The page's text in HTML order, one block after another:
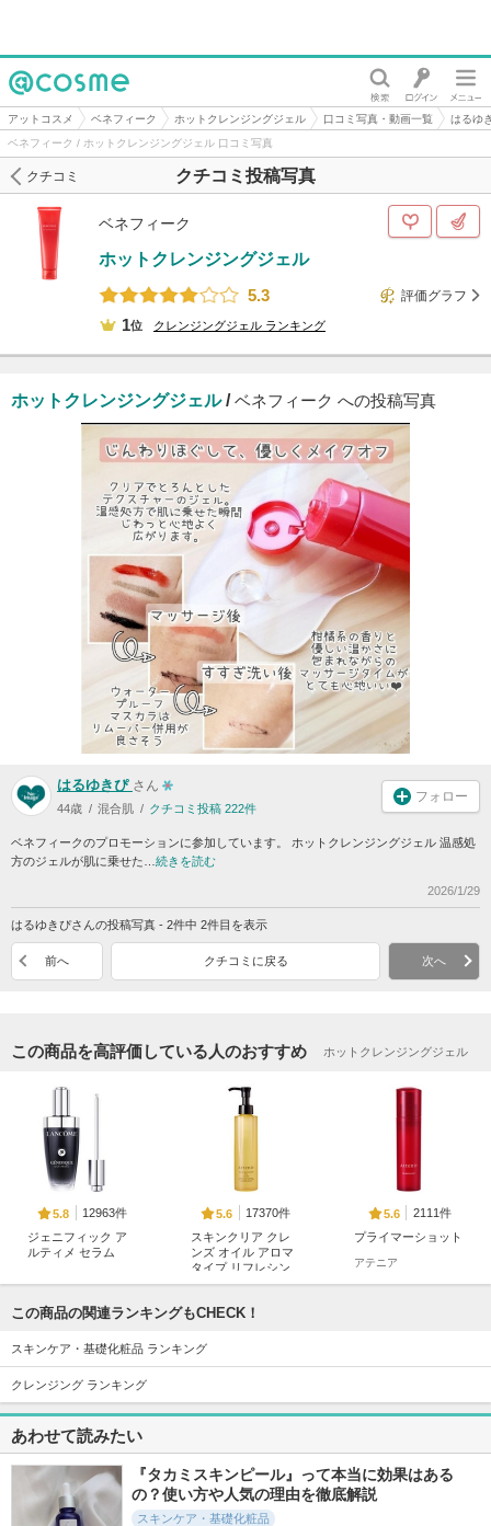
@cosme
アットコスメ ベネフィーク ホットクレンジングジェル 口コミ写真・動画一覧
はるゆ
ベネフィーク / ホットクレンジングジェル 口コミ写真
クチコミ投稿写真
クチコミ
ベネフィーク
ホットクレンジングジェル
5.3
評価グラフ
1位 クレンジングジェル ランキング
ホットクレンジングジェル/ベネフィーク への投稿写真
はるゆきぴ さん
44歳 混合肌 クチコミ投稿 222件
フォロー
ベネフィークのプロモーションに参加しています。 ホットクレンジングジェル 温感処
方のジェルが肌に乗せた… 続きを読む
2026/1/29
はるゆきぴさんの投稿写真 - 2件中 2件目を表示
前へ クチコミに戻る 次へ
この商品を高評価している人のおすすめ ホットクレンジングジェル
5.8
12963件
ジェニフィック ア
ルティメ セラム
5.6
17370件
スキンクリア クレ
ンズ オイル アロマ
タイプ リフレシン
グシトラスの香り
アテニア
5.6
2111件
プライマーショット
アテニア
5.3
18428件
タカミスキンピール
タカミ
セラム
ベネフィーク
Pure C Mask
Yunth
この商品の関連ランキングもCHECK！
スキンケア・基礎化粧品 ランキング
クレンジング ランキング
あわせて読みたい
『タカミスキンピール』って本当に効果はある
の？使い方や人気の理由を徹底解説
スキンケア・基礎化粧品